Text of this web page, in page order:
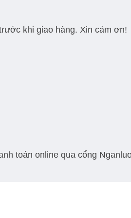
khi giao hàng. Xin cảm ơn!
toán online qua cổng